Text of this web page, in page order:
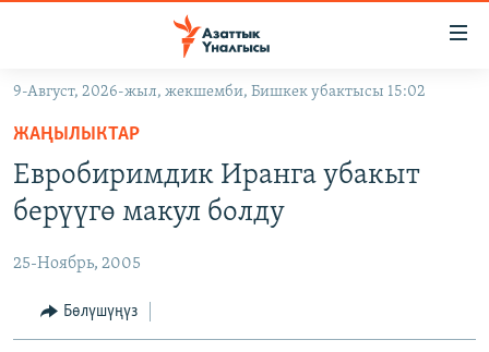
Навигацияга
өтүңүз
Издөөгө
салыңыз
КЫРГЫЗСТАН
КЫРГЫЗСТАН
ЭКОНОМИКА
МАДАНИЯТ
ДҮЙНӨ
БОРБОР АЗИЯ
УКРАИНА
АТАЙЫН ИЛИКТӨӨ
ТВ ПРОГРАММАЛАР
9-Август, 2026-жыл, жекшемби, Бишкек убактысы 15:02
ЖАҢЫЛЫКТАР
Евробиримдик Иранга убакыт
берүүгө макул болду
25-Ноябрь, 2005
Бөлүшүңүз